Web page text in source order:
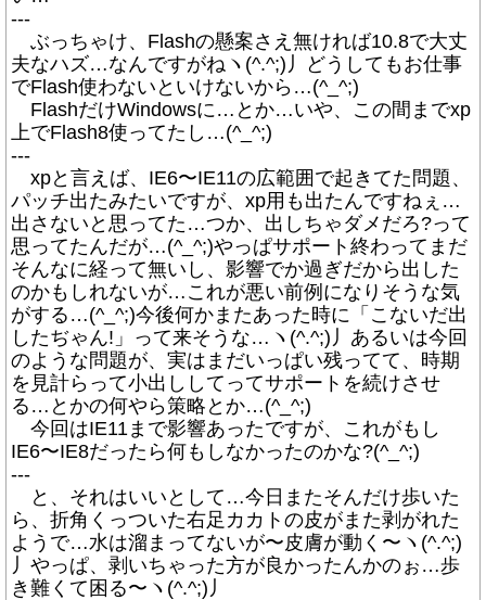
---
ぶっちゃけ、Flashの懸案さえ無ければ10.8で大丈
夫なハズ…なんですがねヽ(^.^;)丿どうしてもお仕事
でFlash使わないといけないから…(^_^;)
FlashだけWindowsに…とか…いや、この間までxp
上でFlash8使ってたし…(^_^;)
---
xpと言えば、IE6〜IE11の広範囲で起きてた問題、
パッチ出たみたいですが、xp用も出たんですねぇ…
出さないと思ってた…つか、出しちゃダメだろ?って
思ってたんだが…(^_^;)やっぱサポート終わってまだ
そんなに経って無いし、影響でか過ぎだから出した
のかもしれないが…これが悪い前例になりそうな気
がする…(^_^;)今後何かまたあった時に「こないだ出
したぢゃん!」って来そうな…ヽ(^.^;)丿あるいは今回
のような問題が、実はまだいっぱい残ってて、時期
を見計らって小出ししてってサポートを続けさせ
る…とかの何やら策略とか…(^_^;)
今回はIE11まで影響あったですが、これがもし
IE6〜IE8だったら何もしなかったのかな?(^_^;)
---
と、それはいいとして…今日またそんだけ歩いた
ら、折角くっついた右足カカトの皮がまた剥がれた
ようで…水は溜まってないが〜皮膚が動く〜ヽ(^.^;)
丿やっぱ、剥いちゃった方が良かったんかのぉ…歩
き難くて困る〜ヽ(^.^;)丿